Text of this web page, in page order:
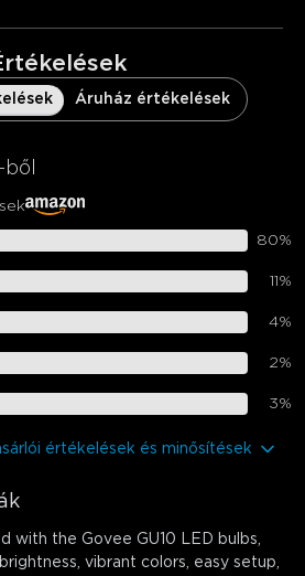
Áruház értékelések
80%
11%
4%
2%
3%
értékelések és minősítések
with the Govee GU10 LED bulbs,
vibrant colors, easy setup,